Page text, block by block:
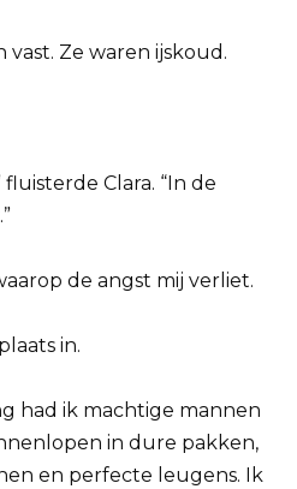
vast. Ze waren ijskoud.
Clara. “In de
de angst mij verliet.
in.
had ik machtige mannen
in dure pakken,
en perfecte leugens. Ik